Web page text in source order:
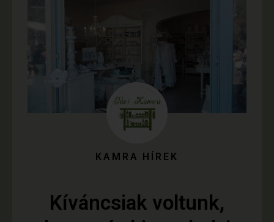
KAMRA HÍREK
Kíváncsiak voltunk,